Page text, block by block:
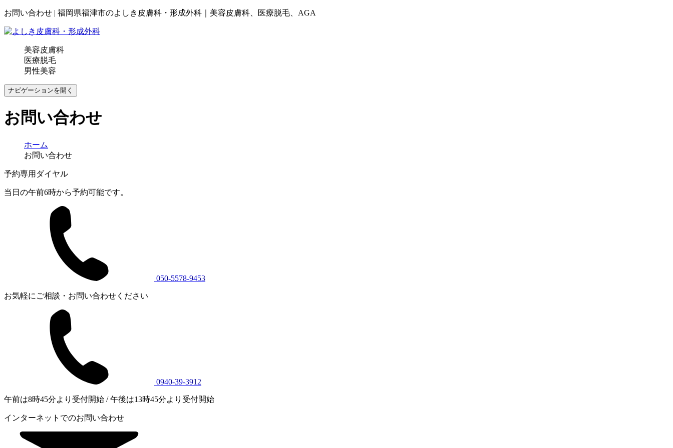
お問い合わせ | 福岡県福津市のよしき皮膚科・形成外科｜美容皮膚科、医療脱毛、AGA
美容皮膚科
医療脱毛
男性美容
ナビゲーションを開く
お問い合わせ
ホーム
お問い合わせ
予約専用ダイヤル
当日の午前6時から予約可能です。
050-5578-9453
お気軽にご相談・お問い合わせください
0940-39-3912
午前は8時45分より受付開始 / 午後は13時45分より受付開始
インターネットでのお問い合わせ